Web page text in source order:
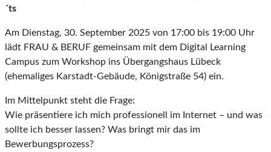
´ts
Am Dienstag, 30. September 2025 von 17:00 bis 19:00 Uhr
lädt FRAU & BERUF gemeinsam mit dem Digital Learning
Campus zum Workshop ins Übergangshaus Lübeck
(ehemaliges Karstadt-Gebäude, Königstraße 54) ein.
Im Mittelpunkt steht die Frage:
Wie präsentiere ich mich professionell im Internet – und was
sollte ich besser lassen? Was bringt mir das im
Bewerbungsprozess?